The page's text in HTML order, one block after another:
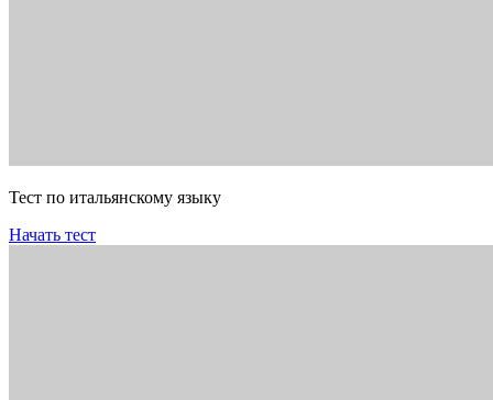
Тест по итальянскому языку
Начать тест